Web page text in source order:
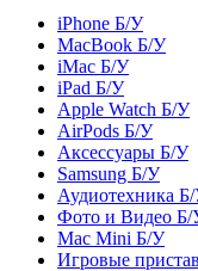
iPhone Б/У
MacBook Б/У
iMac Б/У
iPad Б/У
Apple Watch Б/У
AirPods Б/У
Аксессуары Б/У
Samsung Б/У
Аудиотехника
Фото и Видео Б/
Mac Mini Б/У
Игровые